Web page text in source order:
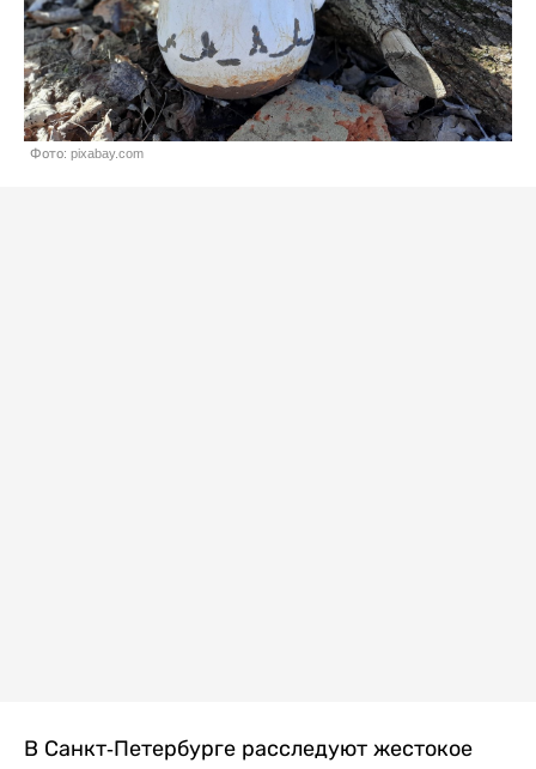
Фото: pixabay.com
В Санкт-Петербурге расследуют жестокое